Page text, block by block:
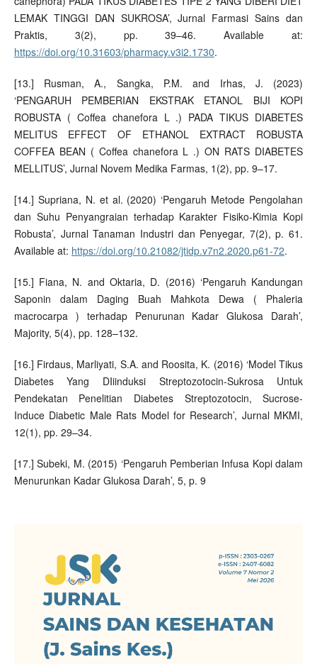
LEMAK TINGGI DAN SUKROSA’, Jurnal Farmasi Sains dan
Praktis, 3(2), pp. 39–46. Available at:
https://doi.org/10.31603/pharmacy.v3i2.1730.
[13.] Rusman, A., Sangka, P.M. and Irhas, J. (2023)
‘PENGARUH PEMBERIAN EKSTRAK ETANOL BIJI KOPI
ROBUSTA ( Coffea chanefora L .) PADA TIKUS DIABETES
MELITUS EFFECT OF ETHANOL EXTRACT ROBUSTA
COFFEA BEAN ( Coffea chanefora L .) ON RATS DIABETES
MELLITUS’, Jurnal Novem Medika Farmas, 1(2), pp. 9–17.
[14.] Supriana, N. et al. (2020) ‘Pengaruh Metode Pengolahan
dan Suhu Penyangraian terhadap Karakter Fisiko-Kimia Kopi
Robusta’, Jurnal Tanaman Industri dan Penyegar, 7(2), p. 61.
Available at: https://doi.org/10.21082/jtidp.v7n2.2020.p61-72.
[15.] Fiana, N. and Oktaria, D. (2016) ‘Pengaruh Kandungan
Saponin dalam Daging Buah Mahkota Dewa ( Phaleria
macrocarpa ) terhadap Penurunan Kadar Glukosa Darah’,
Majority, 5(4), pp. 128–132.
[16.] Firdaus, Marliyati, S.A. and Roosita, K. (2016) ‘Model Tikus
Diabetes Yang DIiinduksi Streptozotocin-Sukrosa Untuk
Pendekatan Penelitian Diabetes Streptozotocin, Sucrose-
Induce Diabetic Male Rats Model for Research’, Jurnal MKMI,
12(1), pp. 29–34.
[17.] Subeki, M. (2015) ‘Pengaruh Pemberian Infusa Kopi dalam
Menurunkan Kadar Glukosa Darah’, 5, p. 9